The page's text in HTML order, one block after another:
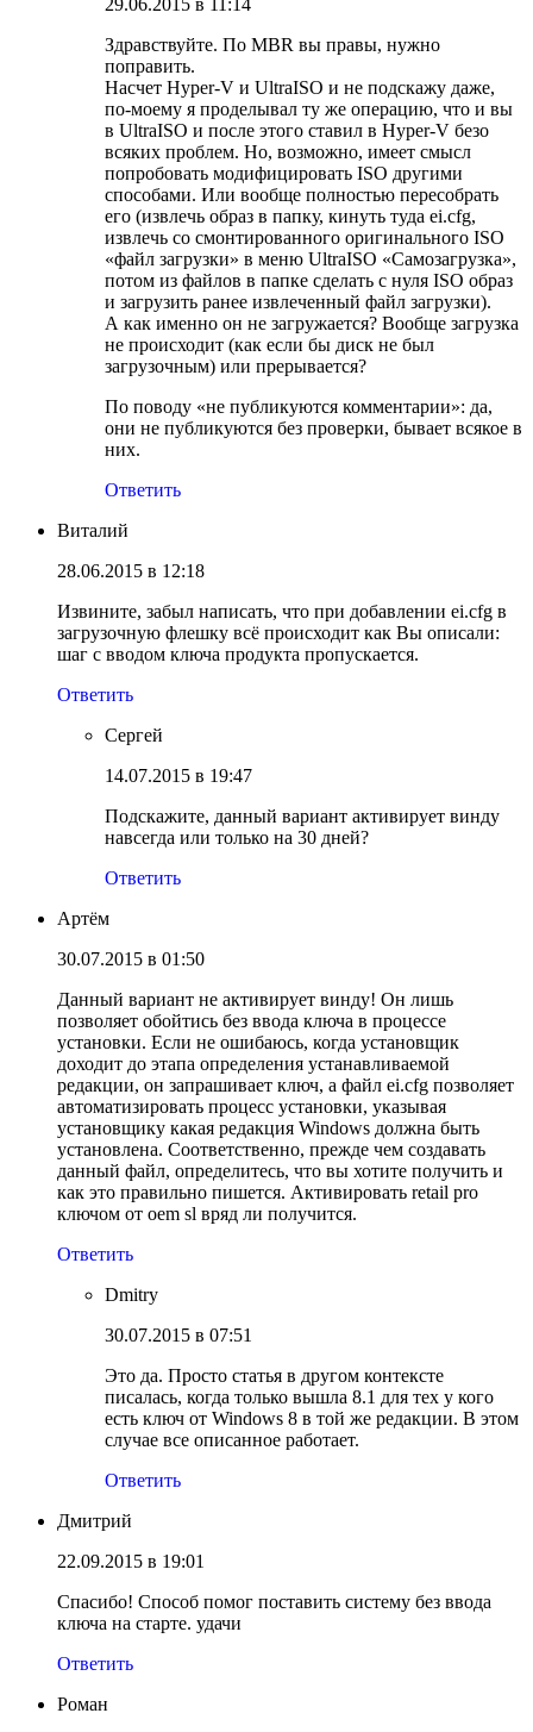
Здравствуйте. По MBR вы правы, нужно
поправить.
Насчет Hyper-V и UltraISO и не подскажу даже,
по-моему я проделывал ту же операцию, что и вы
в UltraISO и после этого ставил в Hyper-V безо
всяких проблем. Но, возможно, имеет смысл
попробовать модифицировать ISO другими
способами. Или вообще полностью пересобрать
его (извлечь образ в папку, кинуть туда ei.cfg,
извлечь со смонтированного оригинального ISO
«файл загрузки» в меню UltraISO «Самозагрузка»,
потом из файлов в папке сделать с нуля ISO образ
и загрузить ранее извлеченный файл загрузки).
А как именно он не загружается? Вообще загрузка
не происходит (как если бы диск не был
загрузочным) или прерывается?
По поводу «не публикуются комментарии»: да,
они не публикуются без проверки, бывает всякое в
них.
Ответить
Виталий
28.06.2015 в 12:18
Извините, забыл написать, что при добавлении ei.cfg в
загрузочную флешку всё происходит как Вы описали:
шаг с вводом ключа продукта пропускается.
Ответить
Сергей
14.07.2015 в 19:47
Подскажите, данный вариант активирует винду
навсегда или только на 30 дней?
Ответить
Артём
30.07.2015 в 01:50
Данный вариант не активирует винду! Он лишь
позволяет обойтись без ввода ключа в процессе
установки. Если не ошибаюсь, когда установщик
доходит до этапа определения устанавливаемой
редакции, он запрашивает ключ, а файл ei.cfg позволяет
автоматизировать процесс установки, указывая
установщику какая редакция Windows должна быть
установлена. Соответственно, прежде чем создавать
данный файл, определитесь, что вы хотите получить и
как это правильно пишется. Активировать retail pro
ключом от oem sl вряд ли получится.
Ответить
Dmitry
30.07.2015 в 07:51
Это да. Просто статья в другом контексте
писалась, когда только вышла 8.1 для тех у кого
есть ключ от Windows 8 в той же редакции. В этом
случае все описанное работает.
Ответить
Дмитрий
22.09.2015 в 19:01
Спасибо! Способ помог поставить систему без ввода
ключа на старте. удачи
Ответить
Роман